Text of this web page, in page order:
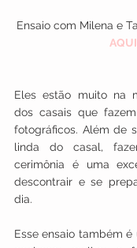
Ensaio com Milena e
AQUI
Eles estão muito na
dos casais que
fotográficos. Além de
linda do casal,
cerimônia é uma
descontrair e se
dia.
Esse ensaio também